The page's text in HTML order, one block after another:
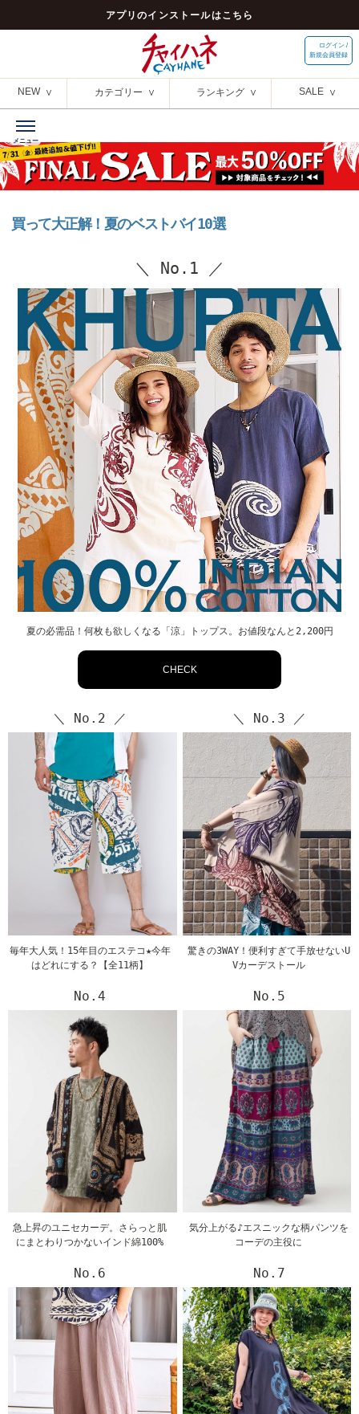
アプリのインストールはこちら
ログイン /
新規会員登録
NEW カテゴリー ランキング SALE
買って大正解！夏のベストバイ10選
＼ No.1 ／
夏の必需品！何枚も欲しくなる「涼」トップス。お値段なんと2,200円
CHECK
＼ No.2 ／ ＼ No.3 ／
毎年大人気！15年目のエステコ★今年
はどれにする？【全11柄】
驚きの3WAY！便利すぎて手放せないU
Vカーデストール
No.4 No.5
急上昇のユニセカーデ。さらっと肌
にまとわりつかないインド綿100%
気分上がる♪エスニックな柄パンツを
コーデの主役に
No.6 No.7